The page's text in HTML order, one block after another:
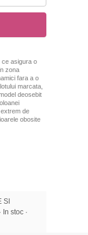
ce asigura o
zona
fara a o
marcata,
deosebit
de
obosite
SI
stoc ·